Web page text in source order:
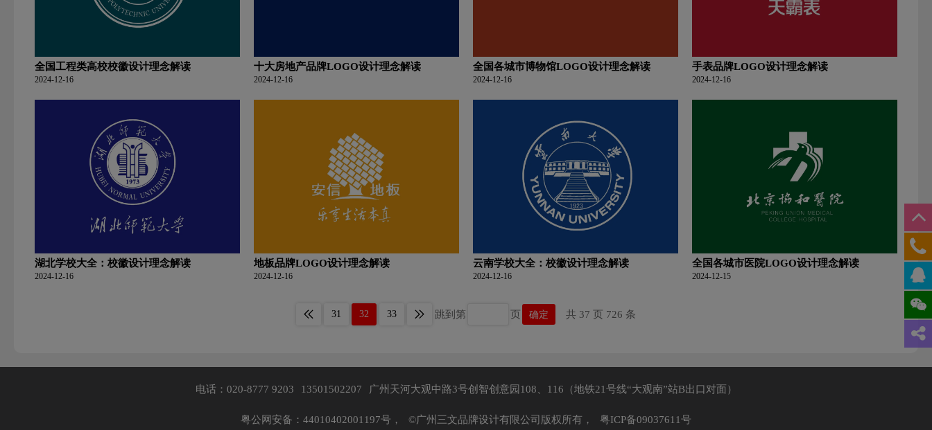
全国工程类高校校徽设计理念解读
2024-12-16
十大房地产品牌LOGO设计理念解读
2024-12-16
全国各城市博物馆LOGO设计理念解读
2024-12-16
手表品牌LOGO设计理念解读
2024-12-16
湖北学校大全：校徽设计理念解读
2024-12-16
地板品牌LOGO设计理念解读
2024-12-16
云南学校大全：校徽设计理念解读
2024-12-16
全国各城市医院LOGO设计理念解读
2024-12-15
31 32 33 跳到第 页 确定 共 37 页 726 条
电话：020-8777 9203 13501502207 广州天河大观中路3号创智创意园108、116（地铁21号线“大观南”站B出口对面）
粤公网安备：44010402001197号， ©广州三文品牌设计有限公司版权所有， 粤ICP备09037611号